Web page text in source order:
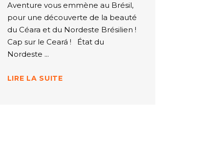
Aventure vous emmène au Brésil,
pour une découverte de la beauté
du Céara et du Nordeste Brésilien !
Cap sur le Ceará ! État du
Nordeste
LIRE LA SUITE